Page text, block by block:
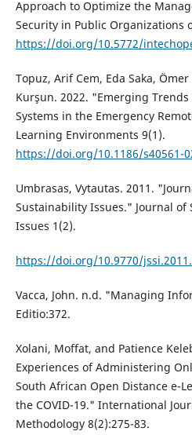
Approach to Optimize the
Security in Public Organizations
https://doi.org/10.5772/
Topuz, Arif Cem, Eda Saka,
Kurşun. 2022. "Emerging
Systems in the Emergency
Learning Environments 9(1).
https://doi.org/10.1186/s40561-
Umbrasas, Vytautas. 2011.
Sustainability Issues." Journal
Issues 1(2).
https://doi.org/10.9770/
Vacca, John. n.d. "Managing
Editio:372.
Xolani, Moffat, and Patience
Experiences of Administering
South African Open Distance e-
the COVID-19." International
Methodology 8(2):275-83.